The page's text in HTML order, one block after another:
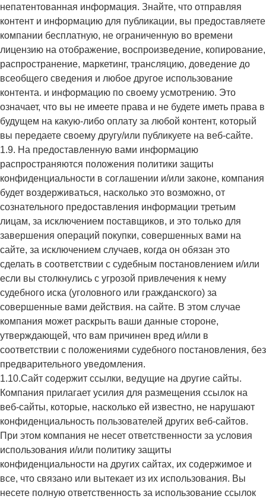
непатентованная информация. Знайте, что отправляя
контент и информацию для публикации, вы предоставляете
компании бесплатную, не ограниченную во времени
лицензию на отображение, воспроизведение, копирование,
распространение, маркетинг, трансляцию, доведение до
всеобщего сведения и любое другое использование
контента. и информацию по своему усмотрению. Это
означает, что вы не имеете права и не будете иметь права в
будущем на какую-либо оплату за любой контент, который
вы передаете своему другу/или публикуете на веб-сайте.
1.9. На предоставленную вами информацию
распространяются положения политики защиты
конфиденциальности в соглашении и/или законе, компания
будет воздерживаться, насколько это возможно, от
сознательного предоставления информации третьим
лицам, за исключением поставщиков, и это только для
завершения операций покупки, совершенных вами на
сайте, за исключением случаев, когда он обязан это
сделать в соответствии с судебным постановлением и/или
если вы столкнулись с угрозой привлечения к нему
судебного иска (уголовного или гражданского) за
совершенные вами действия. на сайте. В этом случае
компания может раскрыть ваши данные стороне,
утверждающей, что вам причинен вред и/или в
соответствии с положениями судебного постановления, без
предварительного уведомления.
1.10.Сайт содержит ссылки, ведущие на другие сайты.
Компания прилагает усилия для размещения ссылок на
веб-сайты, которые, насколько ей известно, не нарушают
конфиденциальность пользователей других веб-сайтов.
При этом компания не несет ответственности за условия
использования и/или политику защиты
конфиденциальности на других сайтах, их содержимое и
все, что связано или вытекает из их использования. Вы
несете полную ответственность за использование ссылок